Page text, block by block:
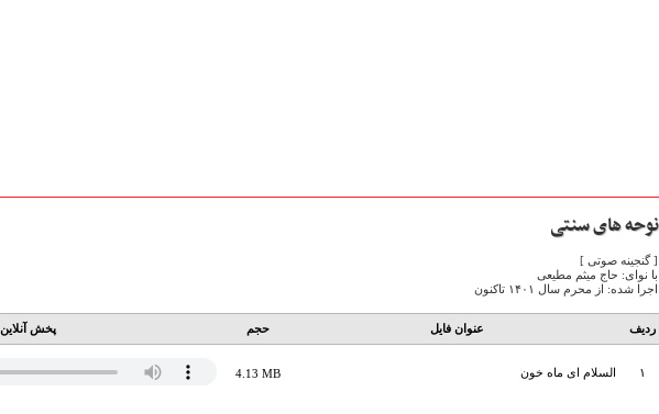
نوحه های سنتی
[ گنجینه صوتی ]
با نوای: حاج میثم مطیعی
اجرا شده: از محرم سال ۱۴۰۱ تاکنون
ردیف عنوان فایل حجم پخش آنلاین
۱ السلام ای ماه خون 4.13 MB